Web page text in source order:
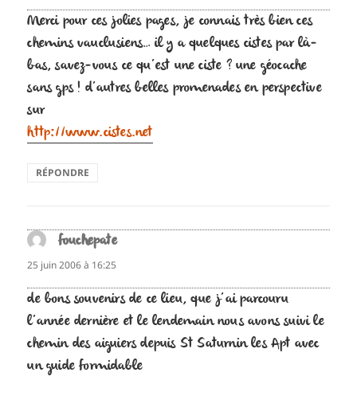
Merci pour ces jolies pages, je connais très bien ces
chemins vauclusiens… il y a quelques cistes par là-
bas, savez-vous ce qu’est une ciste ? une géocache
sans gps ! d’autres belles promenades en perspective
sur
http://www.cistes.net
RÉPONDRE
fouchepatedit :
25 juin 2006 à 16:25
de bons souvenirs de ce lieu, que j’ai parcouru
l’année dernière et le lendemain nous avons suivi le
chemin des aiguiers depuis St Saturnin les Apt avec
un guide formidable